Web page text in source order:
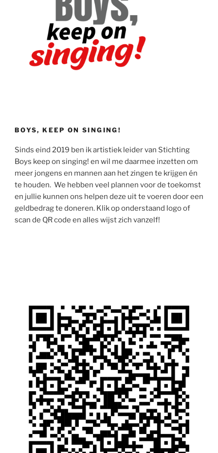
BOYS, KEEP ON SINGING!
Sinds eind 2019 ben ik artistiek leider van Stichting
Boys keep on singing! en wil me daarmee inzetten om
meer jongens en mannen aan het zingen te krijgen én
te houden. We hebben veel plannen voor de toekomst
en jullie kunnen ons helpen deze uit te voeren door een
geldbedrag te doneren. Klik op onderstaand logo of
scan de QR code en alles wijst zich vanzelf!